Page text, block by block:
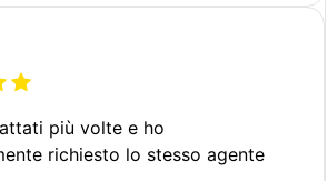
più volte e ho
richiesto lo stesso agente